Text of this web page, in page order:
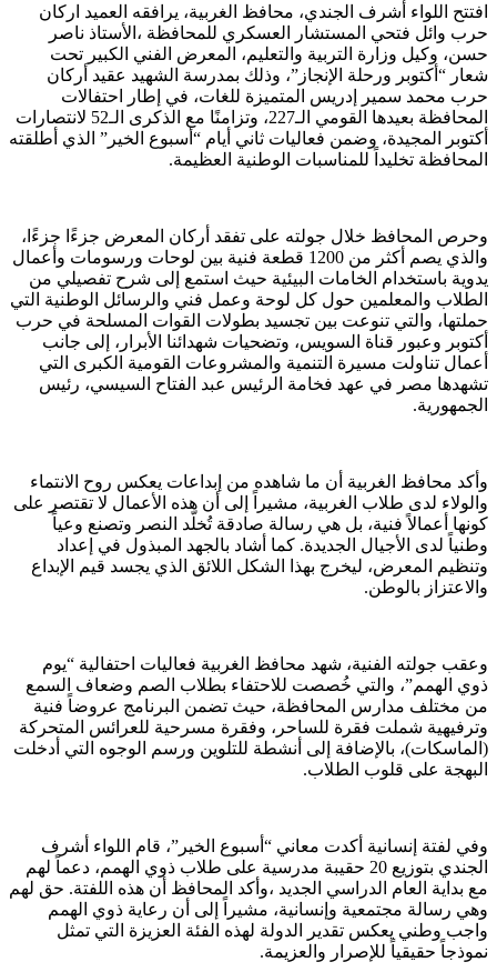
افتتح اللواء أشرف الجندي، محافظ الغربية، يرافقه العميد اركان
حرب وائل فتحي المستشار العسكري للمحافظة ،الأستاذ ناصر
حسن، وكيل وزارة التربية والتعليم، المعرض الفني الكبير تحت
شعار “أكتوبر ورحلة الإنجاز”، وذلك بمدرسة الشهيد عقيد أركان
حرب محمد سمير إدريس المتميزة للغات، في إطار احتفالات
المحافظة بعيدها القومي الـ227، وتزامنًا مع الذكرى الـ52 لانتصارات
أكتوبر المجيدة، وضمن فعاليات ثاني أيام “أسبوع الخير” الذي أطلقته
المحافظة تخليداً للمناسبات الوطنية العظيمة.
وحرص المحافظ خلال جولته على تفقد أركان المعرض جزءًا جزءًا،
والذي يصم أكثر من 1200 قطعة فنية بين لوحات ورسومات وأعمال
يدوية باستخدام الخامات البيئية حيث استمع إلى شرح تفصيلي من
الطلاب والمعلمين حول كل لوحة وعمل فني والرسائل الوطنية التي
حملتها، والتي تنوعت بين تجسيد بطولات القوات المسلحة في حرب
أكتوبر وعبور قناة السويس، وتضحيات شهدائنا الأبرار، إلى جانب
أعمال تناولت مسيرة التنمية والمشروعات القومية الكبرى التي
تشهدها مصر في عهد فخامة الرئيس عبد الفتاح السيسي، رئيس
الجمهورية.
وأكد محافظ الغربية أن ما شاهده من إبداعات يعكس روح الانتماء
والولاء لدى طلاب الغربية، مشيراً إلى أن هذه الأعمال لا تقتصر على
كونها أعمالاً فنية، بل هي رسالة صادقة تُخلّد النصر وتصنع وعياً
وطنياً لدى الأجيال الجديدة. كما أشاد بالجهد المبذول في إعداد
وتنظيم المعرض، ليخرج بهذا الشكل اللائق الذي يجسد قيم الإبداع
والاعتزاز بالوطن.
وعقب جولته الفنية، شهد محافظ الغربية فعاليات احتفالية “يوم
ذوي الهمم”، والتي خُصصت للاحتفاء بطلاب الصم وضعاف السمع
من مختلف مدارس المحافظة، حيث تضمن البرنامج عروضاً فنية
وترفيهية شملت فقرة للساحر، وفقرة مسرحية للعرائس المتحركة
(الماسكات)، بالإضافة إلى أنشطة للتلوين ورسم الوجوه التي أدخلت
البهجة على قلوب الطلاب.
وفي لفتة إنسانية أكدت معاني “أسبوع الخير”، قام اللواء أشرف
الجندي بتوزيع 20 حقيبة مدرسية على طلاب ذوي الهمم، دعماً لهم
مع بداية العام الدراسي الجديد ،وأكد المحافظ أن هذه اللفتة. حق لهم
وهي رسالة مجتمعية وإنسانية، مشيراً إلى أن رعاية ذوي الهمم
واجب وطني يعكس تقدير الدولة لهذه الفئة العزيزة التي تمثل
نموذجاً حقيقياً للإصرار والعزيمة.